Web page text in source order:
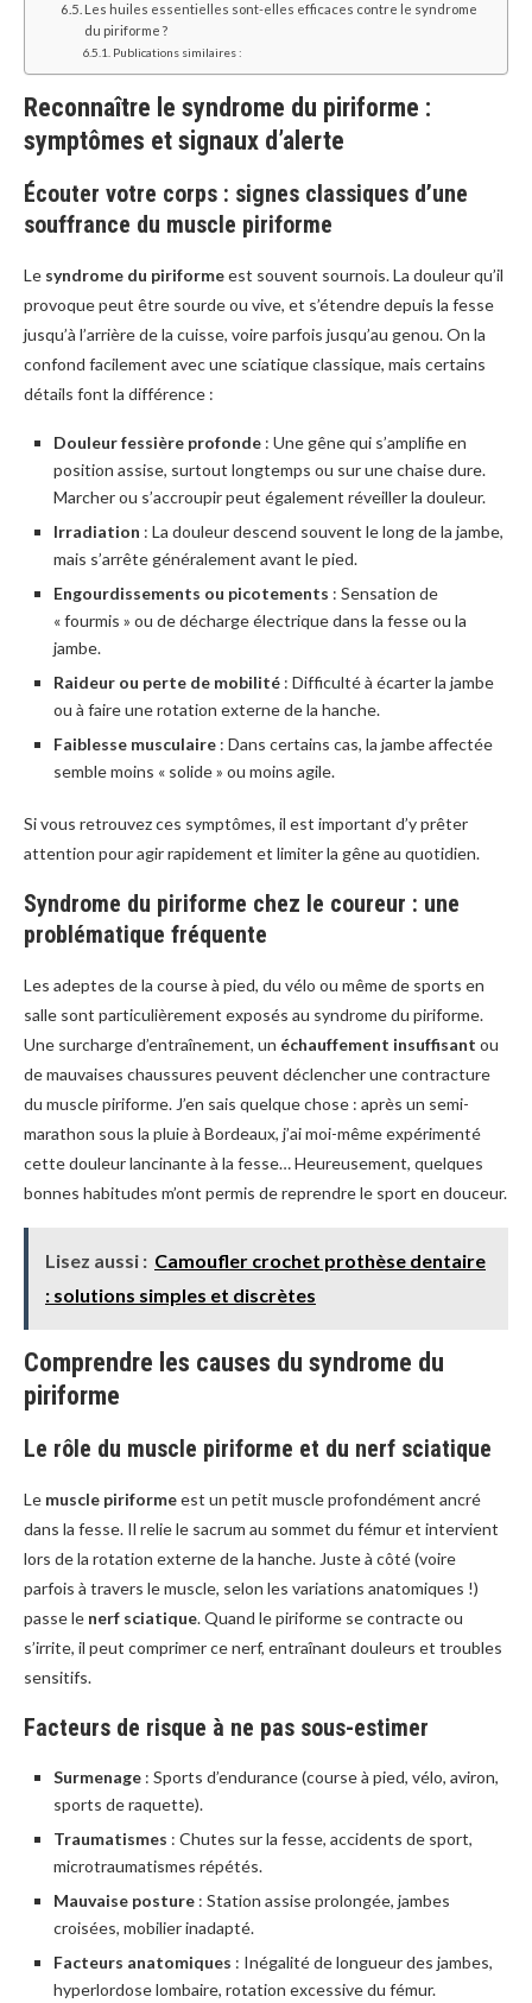
Les huiles essentielles sont-elles efficaces contre le syndrome
du piriforme ?
Publications similaires :
Reconnaître le syndrome du piriforme :
symptômes et signaux d’alerte
Écouter votre corps : signes classiques d’une
souffrance du muscle piriforme
Le syndrome du piriformeest souvent sournois. La douleur qu’il
provoque peut être sourde ou vive, et s’étendre depuis la fesse
jusqu’à l’arrière de la cuisse, voire parfois jusqu’au genou. On la
confond facilement avec une sciatique classique, mais certains
détails font la différence :
Douleur fessière profonde : Une gêne qui s’amplifie en
position assise, surtout longtemps ou sur une chaise dure.
Marcher ou s’accroupir peut également réveiller la douleur.
Irradiation : La douleur descend souvent le long de la jambe,
mais s’arrête généralement avant le pied.
Engourdissements ou picotements : Sensation de
« fourmis » ou de décharge électrique dans la fesse ou la
jambe.
Raideur ou perte de mobilité : Difficulté à écarter la jambe
ou à faire une rotation externe de la hanche.
Faiblesse musculaire : Dans certains cas, la jambe affectée
semble moins « solide » ou moins agile.
Si vous retrouvez ces symptômes, il est important d’y prêter
attention pour agir rapidement et limiter la gêne au quotidien.
Syndrome du piriforme chez le coureur : une
problématique fréquente
Les adeptes de la course à pied, du vélo ou même de sports en
salle sont particulièrement exposés au syndrome du piriforme.
Une surcharge d’entraînement, un échauffement insuffisant ou
de mauvaises chaussures peuvent déclencher une contracture
du muscle piriforme. J’en sais quelque chose : après un semi-
marathon sous la pluie à Bordeaux, j’ai moi-même expérimenté
cette douleur lancinante à la fesse… Heureusement, quelques
bonnes habitudes m’ont permis de reprendre le sport en douceur.
Lisez aussi : Camoufler crochet prothèse dentaire
: solutions simples et discrètes
Comprendre les causes du syndrome du
piriforme
Le rôle du muscle piriforme et du nerf sciatique
Le muscle piriformeest un petit muscle profondément ancré
dans la fesse. Il relie le sacrum au sommet du fémur et intervient
lors de la rotation externe de la hanche. Juste à côté (voire
parfois à travers le muscle, selon les variations anatomiques !)
passe le nerf sciatique. Quand le piriforme se contracte ou
s’irrite, il peut comprimer ce nerf, entraînant douleurs et troubles
sensitifs.
Facteurs de risque à ne pas sous-estimer
Surmenage : Sports d’endurance (course à pied, vélo, aviron,
sports de raquette).
Traumatismes : Chutes sur la fesse, accidents de sport,
microtraumatismes répétés.
Mauvaise posture : Station assise prolongée, jambes
croisées, mobilier inadapté.
Facteurs anatomiques : Inégalité de longueur des jambes,
hyperlordose lombaire, rotation excessive du fémur.